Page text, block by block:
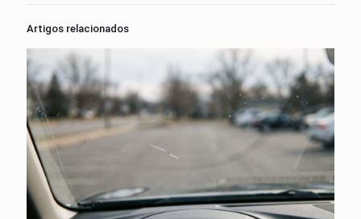
Artigos relacionados